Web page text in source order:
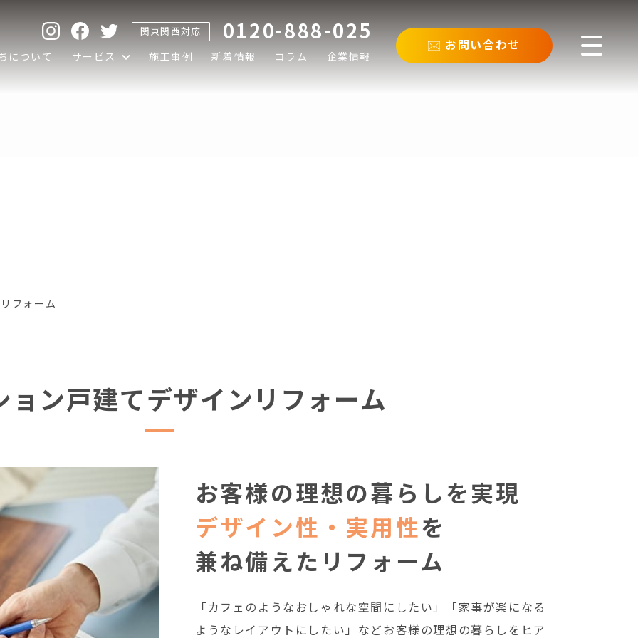
関東関西対応 0120-888-025
について サービス 施工事例 新着情報 コラム 企業情報
お問い合わせ
フォーム
ョン戸建てデザインリフォーム
お客様の理想の暮らしを実現
デザイン性・実用性を
兼ね備えたリフォーム
「カフェのようなおしゃれな空間にしたい」「家事が楽になる
ようなレイアウトにしたい」などお客様の理想の暮らしをヒア